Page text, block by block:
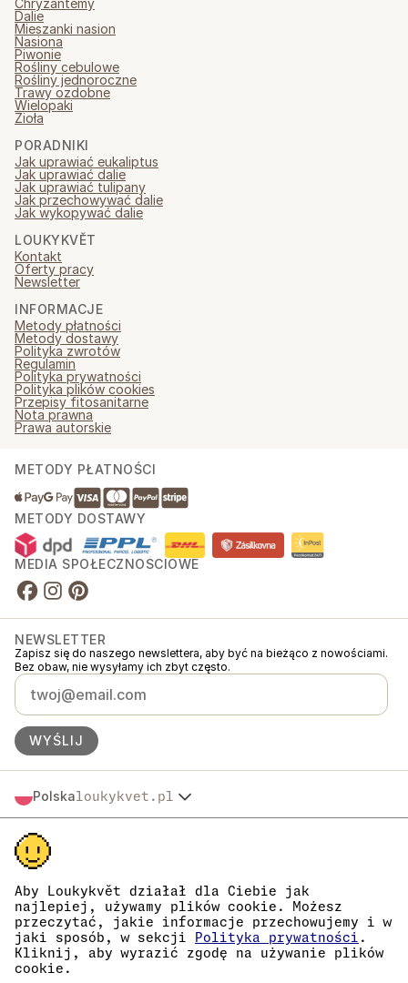
Aby Loukykvět działał dla Ciebie jak
najlepiej, używamy plików cookie. Możesz
przeczytać, jakie informacje przechowujemy i w
jaki sposób, w sekcji
Polityka prywatności .
Kliknij, aby wyrazić zgodę na używanie plików
cookie.
Chryzantemy
Dalie
Mieszanki nasion
Nasiona
Piwonie
Rośliny cebulowe
Rośliny jednoroczne
Trawy ozdobne
Wielopaki
Zioła
PORADNIKI
Jak uprawiać eukaliptus
Jak uprawiać dalie
Jak uprawiać tulipany
Jak przechowywać dalie
Jak wykopywać dalie
LOUKYKVĚT
Kontakt
Oferty pracy
Newsletter
INFORMACJE
Metody płatności
Metody dostawy
Polityka zwrotów
Regulamin
Polityka prywatności
Polityka plików cookies
Przepisy fitosanitarne
Nota prawna
Prawa autorskie
METODY PŁATNOŚCI
METODY DOSTAWY
MEDIA SPOŁECZNOŚCIOWE
NEWSLETTER
Zapisz się do naszego newslettera, aby być na bieżąco z nowościami.
Bez obaw, nie wysyłamy ich zbyt często.
WYŚLIJ
Polskaloukykvet.pl
Česko
Slovensko
Österreich
Deutschland
France
België
Danmark
Eesti
España
Loukykvět s.r.o. jest zarejestrowana w Rejestrze Handlowym Sądu
Miejskiego w Pradze, sekcja C, akta 268616.
opakowaniowych EKO-KOM pod numerem EKF00180493.
Do wydawania paszportów roślin używamy numeru rejestracyjnego
0636.
Nasz numer rejestracyjny firmy to 05663687, numer VAT to
CZ05663687.
Identyfikator skrzynki danych to eng827q.
Numer EORI to CZ05663687.